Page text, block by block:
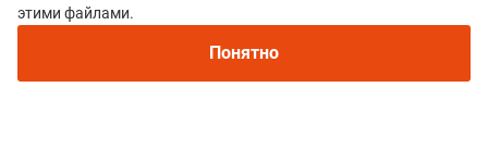
этими файлами.
Понятно